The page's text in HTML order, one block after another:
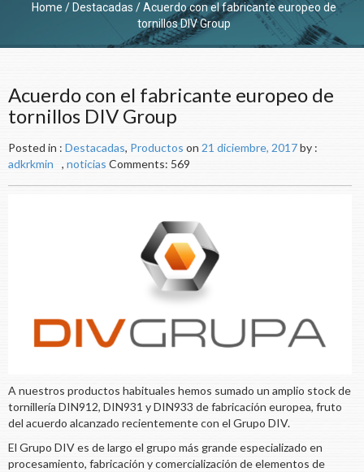
Home / Destacadas /Acuerdo con el fabricante europeo de
tornillos DIV Group
Acuerdo con el fabricante europeo de
tornillos DIV Group
Posted in : Destacadas, Productos on 21 diciembre, 2017by :
adkrkmin
, noticias Comments: 569
A nuestros productos habituales hemos sumado un amplio stock de
tornillería DIN912, DIN931 y DIN933 de fabricación europea, fruto
del acuerdo alcanzado recientemente con el Grupo DIV.
El Grupo DIV es de largo el grupo más grande especializado en
procesamiento, fabricación y comercialización de elementos de